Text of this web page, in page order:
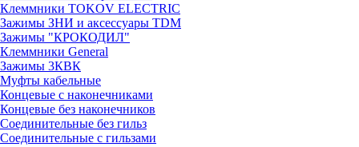
Клеммники TOKOV ELECTRIC
Зажимы ЗНИ и аксессуары TDM
Зажимы "КРОКОДИЛ"
Клеммники General
Зажимы 3КВК
Муфты кабельные
Концевые с наконечниками
Концевые без наконечников
Соединительные без гильз
Соединительные с гильзами